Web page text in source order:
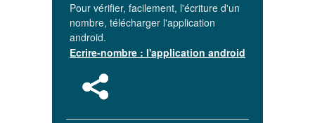
Pour vérifier, facilement, l'écriture d'un
nombre, télécharger l'application
android.
Ecrire-nombre : l'application android